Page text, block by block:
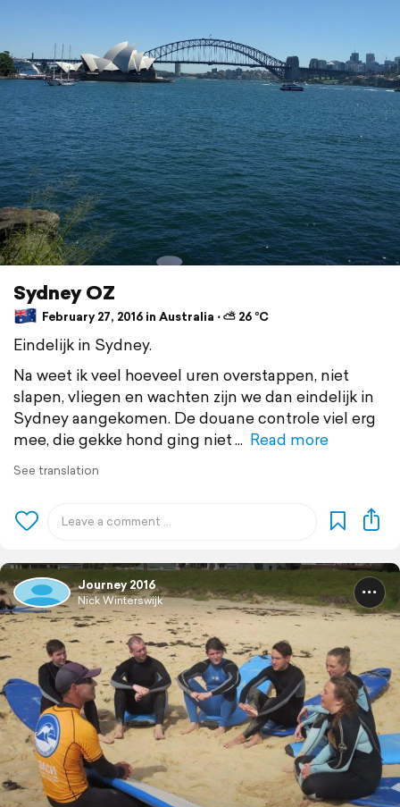
Sydney OZ
February 27, 2016 in Australia ⋅ ⛅ 26 °C
Eindelijk in Sydney.
Na weet ik veel hoeveel uren overstappen, niet
slapen, vliegen en wachten zijn we dan eindelijk in
Sydney aangekomen. De douane controle viel erg
mee, die gekke hond ging niet
Read more
See translation
Journey 2016
Nick Winterswijk